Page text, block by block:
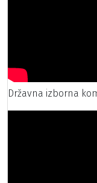
Državna izborna